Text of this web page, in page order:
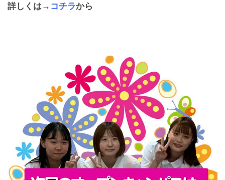
詳しくは→ コチラから